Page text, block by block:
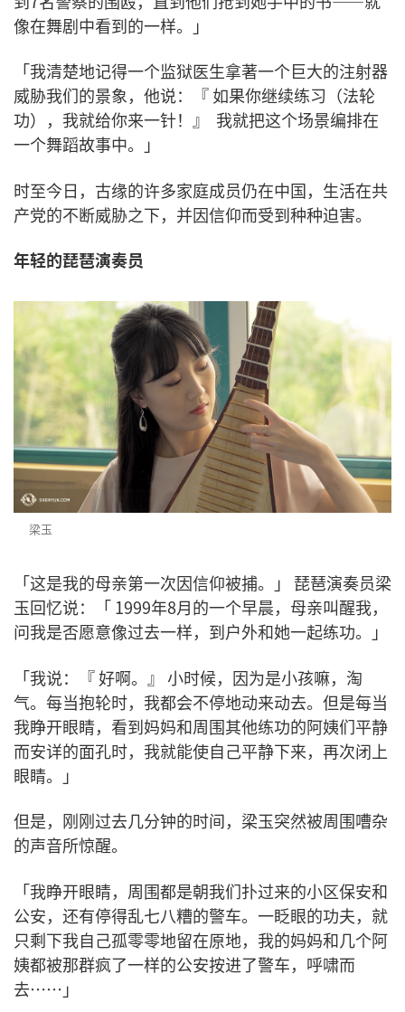
像在舞剧中看到的一样。」
「我清楚地记得一个监狱医生拿著一个巨大的注射器
威胁我们的景象，他说：『 如果你继续练习（法轮
功），我就给你来一针！』 我就把这个场景编排在
一个舞蹈故事中。」
时至今日，古缘的许多家庭成员仍在中国，生活在共
产党的不断威胁之下，并因信仰而受到种种迫害。
年轻的琵琶演奏员
梁玉
「这是我的母亲第一次因信仰被捕。」 琵琶演奏员梁
玉回忆说：「 1999年8月的一个早晨，母亲叫醒我，
问我是否愿意像过去一样，到户外和她一起练功。」
「我说：『 好啊。』 小时候，因为是小孩嘛，淘
气。每当抱轮时，我都会不停地动来动去。但是每当
我睁开眼睛，看到妈妈和周围其他练功的阿姨们平静
而安详的面孔时，我就能使自己平静下来，再次闭上
眼睛。」
但是，刚刚过去几分钟的时间，梁玉突然被周围嘈杂
的声音所惊醒。
「我睁开眼睛，周围都是朝我们扑过来的小区保安和
公安，还有停得乱七八糟的警车。一眨眼的功夫，就
只剩下我自己孤零零地留在原地，我的妈妈和几个阿
姨都被那群疯了一样的公安按进了警车，呼啸而
去⋯⋯」